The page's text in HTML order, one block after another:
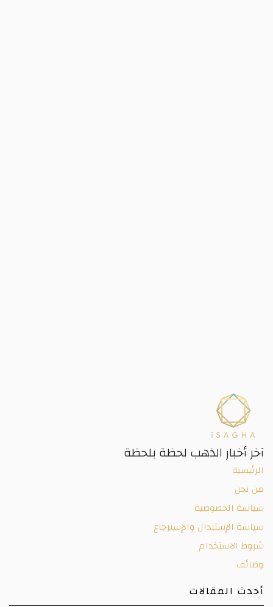
آخر أخبار الذهب لحظة بلحظة
الرئيسية
من نحن
سياسة الخصوصية
سياسة الإستبدال والإسترجاع
شروط الاستخدام
وظائف
أحدث المقالات